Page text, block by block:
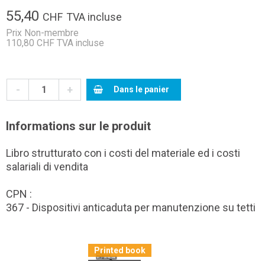
55,40 CHF TVA incluse
Prix Non-membre
110,80 CHF TVA incluse
- + Dans le panier
Informations sur le produit
Libro strutturato con i costi del materiale ed i costi
salariali di vendita
CPN :
367 - Dispositivi anticaduta per manutenzione su tetti
Printed book